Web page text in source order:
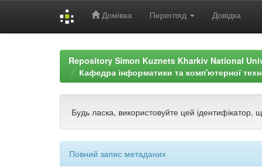
Домівка Перегляд Довідка
Repository Simon Kuznets Kharkiv National
Кафедра інформатики та комп'ютерної
Будь ласка, використовуйте цей
Повний запис метаданих